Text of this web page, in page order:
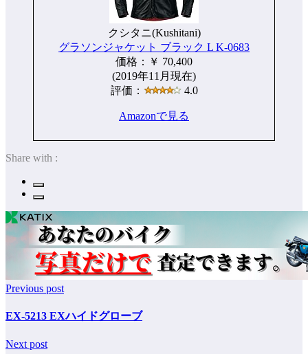
クシタニ(Kushitani)
グラソンジャケット ブラック L K-0683
価格：￥ 70,400
(2019年11月現在)
評価：
4.0
Amazonで見る
Share with :
Previous post
EX-5213 EXハイドグローブ
Next post